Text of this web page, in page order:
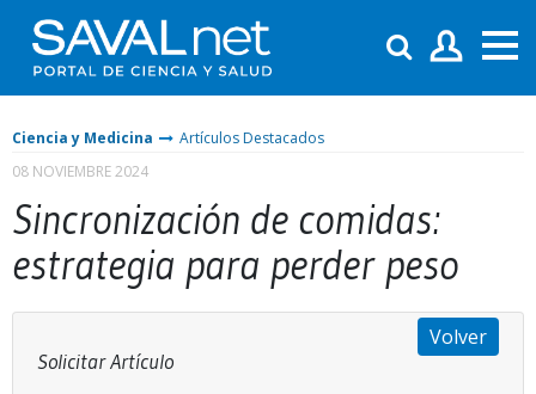
Ciencia y Medicina
Artículos Destacados
08 NOVIEMBRE 2024
Sincronización de comidas:
estrategia para perder peso
Solicitar Artículo
Volver